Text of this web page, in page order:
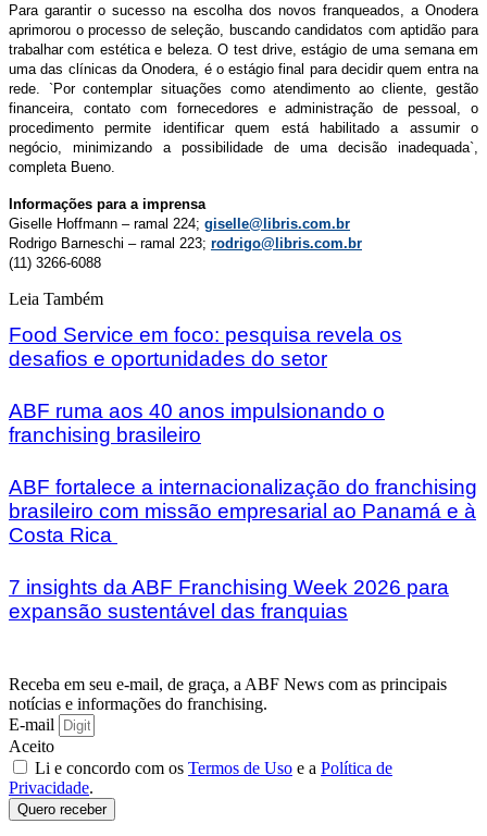
Para garantir o sucesso na escolha dos novos franqueados, a Onodera
aprimorou o processo de seleção, buscando candidatos com aptidão para
trabalhar com estética e beleza. O test drive, estágio de uma semana em
uma das clínicas da Onodera, é o estágio final para decidir quem entra na
rede. `Por contemplar situações como atendimento ao cliente, gestão
financeira, contato com fornecedores e administração de pessoal, o
procedimento permite identificar quem está habilitado a assumir o
negócio, minimizando a possibilidade de uma decisão inadequada`,
completa Bueno.
Informações para a imprensa
Giselle Hoffmann – ramal 224; giselle@libris.com.br
Rodrigo Barneschi – ramal 223; rodrigo@libris.com.br
(11) 3266-6088
Leia Também
Food Service em foco: pesquisa revela os
desafios e oportunidades do setor
ABF ruma aos 40 anos impulsionando o
franchising brasileiro
ABF fortalece a internacionalização do franchising
brasileiro com missão empresarial ao Panamá e à
Costa Rica
7 insights da ABF Franchising Week 2026 para
expansão sustentável das franquias
Receba em seu e-mail, de graça, a ABF News com as principais
notícias e informações do franchising.
E-mail
Aceito
Li e concordo com os Termos de Uso e a Política de
Privacidade.
Quero receber